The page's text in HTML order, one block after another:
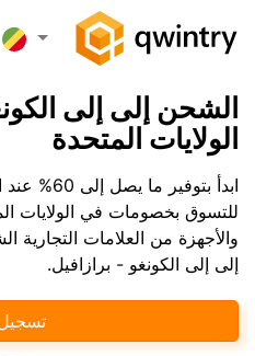
الشحن إلى إلى
الولايات المتحدة
للتسوق بخصومات في الولايات
والأجهزة من العلامات التجارية
إلى إلى الكونغو - برازافيل.